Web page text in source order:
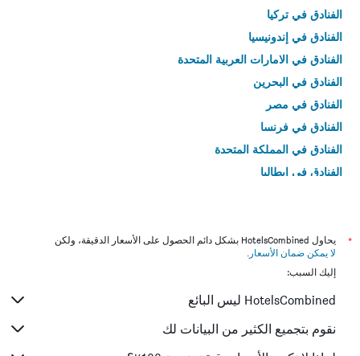
الفنادق في تركيا
الفنادق في إندونيسيا
الفنادق في الامارات العربية المتحدة
الفنادق في البحرين
الفنادق في مصر
الفنادق في فرنسا
الفنادق في المملكة المتحدة
الفنادق في إيطاليا
*
يحاول HotelsCombined بشكل دائم الحصول على الأسعار الدقيقة، ولكن
لا يمكن ضمان الأسعار .
إليك السبب:
HotelsCombined ليس البائع
نقوم بتجميع الكثير من البيانات لك